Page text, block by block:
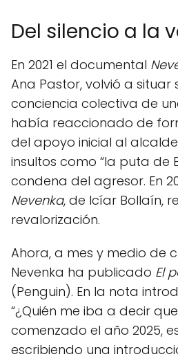
Del silencio a la
En 2021 el documental
Ana Pastor, volvió a situar
conciencia colectiva de
había reaccionado de
del apoyo inicial al
insultos como “la puta de
condena del agresor. En
Nevenka, de Icíar Bollaín,
revalorización.
Ahora, a mes y medio de
Nevenka ha publicado El
(Penguin). En la nota
“¿Quién me iba a decir
comenzado el año 2025,
escribiendo una